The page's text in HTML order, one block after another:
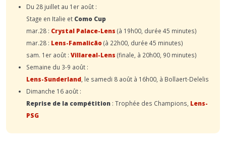
Du 28 juillet au 1er août :
Stage en Italie et Como Cup
mar.28 : Crystal Palace-Lens (à 19h00, durée 45 minutes)
mar.28 : Lens-Famalicão(à 22h00, durée 45 minutes)
sam. 1er août : Villareal-Lens (finale, à 20h00, 90 minutes)
Semaine du 3-9 août :
Lens-Sunderland , le samedi 8 août à 16h00, à Bollaert-Delelis
Dimanche 16 août :
Reprise de la compétition : Trophée des Champions, Lens-
PSG